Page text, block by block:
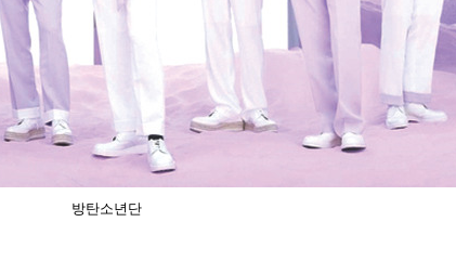
방탄소년단